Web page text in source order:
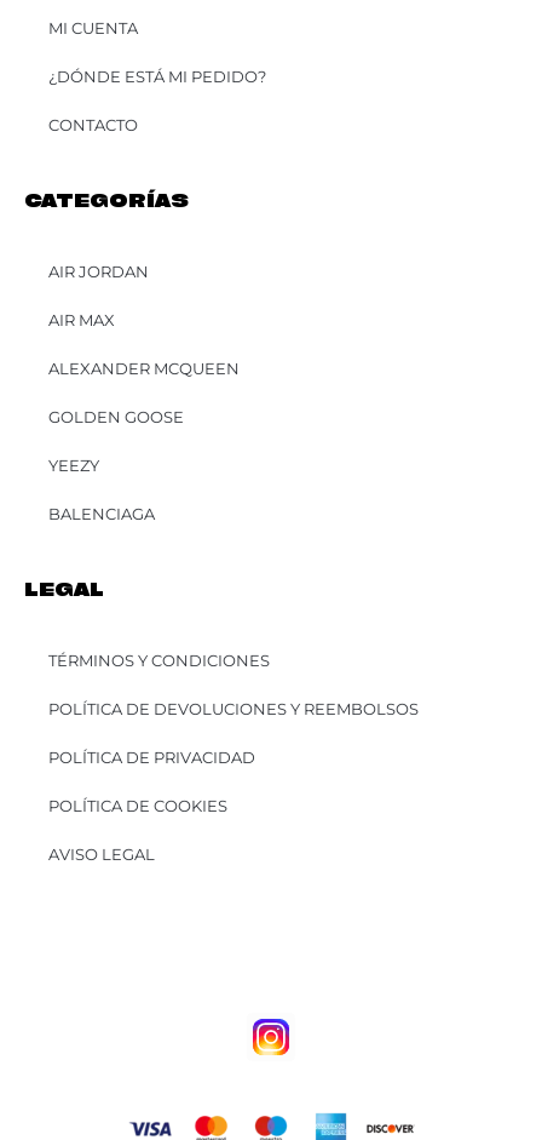
MI CUENTA
¿DÓNDE ESTÁ MI PEDIDO?
CONTACTO
CATEGORÍAS
AIR JORDAN
AIR MAX
ALEXANDER MCQUEEN
GOLDEN GOOSE
YEEZY
BALENCIAGA
LEGAL
TÉRMINOS Y CONDICIONES
POLÍTICA DE DEVOLUCIONES Y REEMBOLSOS
POLÍTICA DE PRIVACIDAD
POLÍTICA DE COOKIES
AVISO LEGAL